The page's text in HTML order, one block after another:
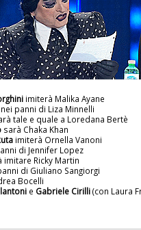
imiterà Malika Ayane
nei panni di Liza Minnelli
tale e quale a Loredana Bertè
sarà Chaka Khan
imiterà Ornella Vanoni
di Jennifer Lopez
imitare Ricky Martin
di Giuliano Sangiorgi
Bocelli
e Gabriele Cirilli(con Laura